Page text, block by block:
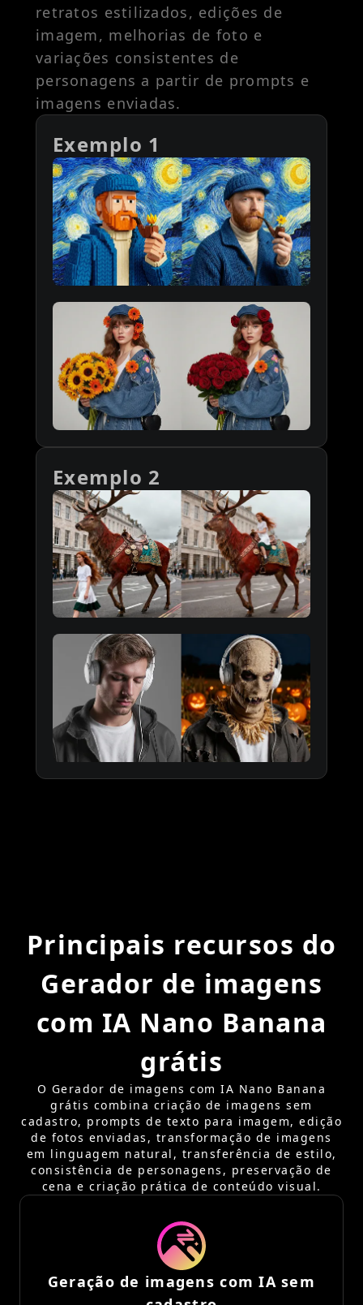
retratos estilizados, edições de
imagem, melhorias de foto e
variações consistentes de
personagens a partir de prompts e
imagens enviadas.
Exemplo 1
Exemplo 2
Principais recursos do
Gerador de imagens
com IA Nano Banana
grátis
O Gerador de imagens com IA Nano Banana
grátis combina criação de imagens sem
cadastro, prompts de texto para imagem, edição
de fotos enviadas, transformação de imagens
em linguagem natural, transferência de estilo,
consistência de personagens, preservação de
cena e criação prática de conteúdo visual.
Geração de imagens com IA sem